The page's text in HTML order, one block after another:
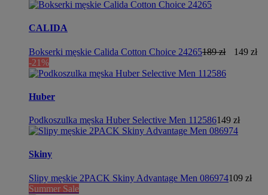
CALIDA
Bokserki męskie Calida Cotton Choice 24265189 zł
149 zł
-21%
Huber
Podkoszulka męska Huber Selective Men 112586149 zł
Skiny
Slipy męskie 2PACK Skiny Advantage Men 086974109 zł
Summer Sale